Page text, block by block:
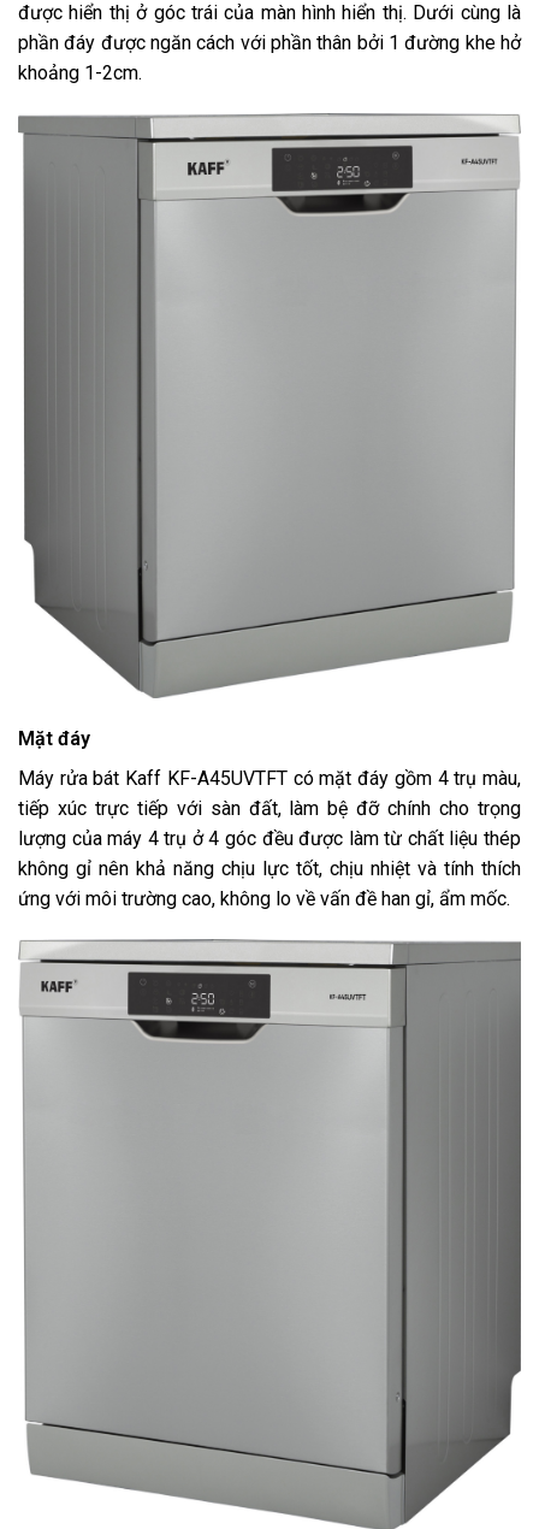
được hiển thị ở góc trái của màn hình hiển thị. Dưới cùng là
phần đáy được ngăn cách với phần thân bởi 1 đường khe hở
khoảng 1-2cm.
Mặt đáy
Máy rửa bát Kaff KF-A45UVTFT có mặt đáy gồm 4 trụ màu,
tiếp xúc trực tiếp với sàn đất, làm bệ đỡ chính cho trọng
lượng của máy 4 trụ ở 4 góc đều được làm từ chất liệu thép
không gỉ nên khả năng chịu lực tốt, chịu nhiệt và tính thích
ứng với môi trường cao, không lo về vấn đề han gỉ, ẩm mốc.